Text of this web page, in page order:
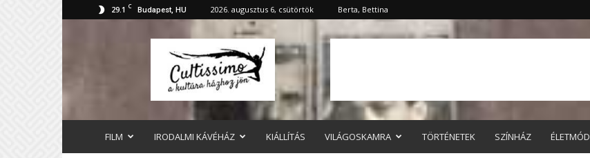
29.1 C Budapest, HU 2026. augusztus 6, csütörtök Berta, Bettina
FILM IRODALMI KÁVÉHÁZ KIÁLLÍTÁS VILÁGOSKAMRA TÖRTÉNETEK SZÍNHÁZ ÉLETMÓD